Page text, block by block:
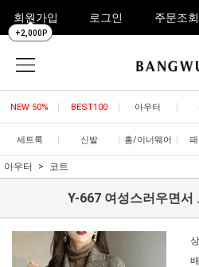
회원가입
+2,000P
로그인 주문조회
NEW 50% BEST100 아우터
세트룩 신발 홈/이너웨어
아우터 코트
Y-667 여성스러우면서